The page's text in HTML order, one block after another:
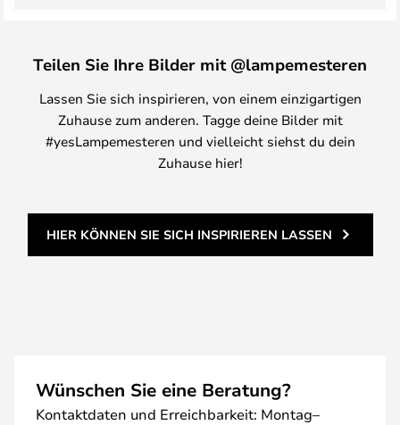
Teilen Sie Ihre Bilder mit @lampemesteren
Lassen Sie sich inspirieren, von einem einzigartigen
Zuhause zum anderen. Tagge deine Bilder mit
#yesLampemesteren und vielleicht siehst du dein
Zuhause hier!
HIER KÖNNEN SIE SICH INSPIRIEREN LASSEN
Wünschen Sie eine Beratung?
Kontaktdaten und Erreichbarkeit: Montag–